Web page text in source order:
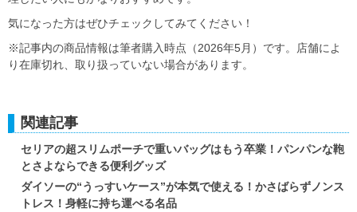
気になった方はぜひチェックしてみてください！
※記事内の商品情報は筆者購入時点（2026年5月）です。店舗によ
り在庫切れ、取り扱っていない場合があります。
関連記事
セリアの超スリムポーチで重いバッグはもう卒業！パンパンな鞄
とさよならできる便利グッズ
ダイソーの“うっすいケース”が本気で使える！かさばらずノンス
トレス！身軽に持ち運べる名品